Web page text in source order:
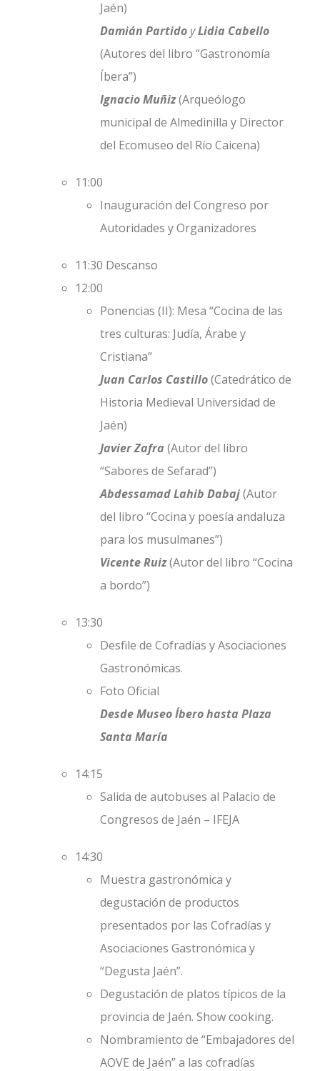
Jaén)
Damián Partido yLidia Cabello
(Autores del libro “Gastronomía
Íbera”)
Ignacio Muñiz(Arqueólogo
municipal de Almedinilla y Director
del Ecomuseo del Río Caicena)
11:00
Inauguración del Congreso por
Autoridades y Organizadores
11:30 Descanso
12:00
Ponencias (II): Mesa “Cocina de las
tres culturas: Judía, Árabe y
Cristiana”
Juan Carlos Castillo(Catedrático de
Historia Medieval Universidad de
Jaén)
Javier Zafra (Autor del libro
“Sabores de Sefarad”)
Abdessamad Lahib Dabaj(Autor
del libro “Cocina y poesía andaluza
para los musulmanes”)
Vicente Ruiz(Autor del libro “Cocina
a bordo”)
13:30
Desfile de Cofradías y Asociaciones
Gastronómicas.
Foto Oficial
Desde Museo Íbero hasta Plaza
Santa María
14:15
Salida de autobuses al Palacio de
Congresos de Jaén – IFEJA
14:30
Muestra gastronómica y
degustación de productos
presentados por las Cofradías y
Asociaciones Gastronómica y
“Degusta Jaén”.
Degustación de platos típicos de la
provincia de Jaén. Show cooking.
Nombramiento de “Embajadores del
AOVE de Jaén” a las cofradías